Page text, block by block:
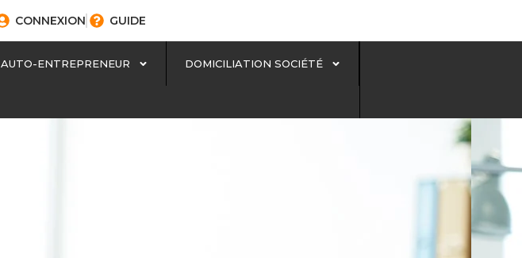
CONNEXION GUIDE
AUTO-ENTREPRENEUR DOMICILIATION SOCIÉTÉ